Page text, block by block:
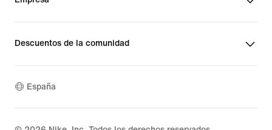
Descuentos de la comunidad
España